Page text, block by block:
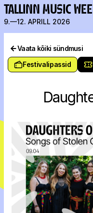
TALLINN MUSIC
9.—12. APRILL 2026
Vaata kõiki sündmusi
Festivalipassid